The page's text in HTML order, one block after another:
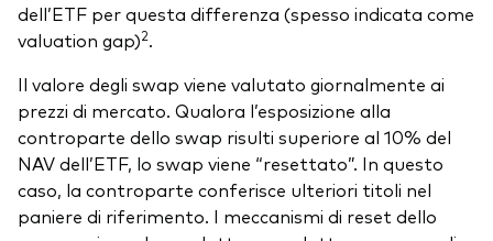
dell’ETF per questa differenza (spesso indicata come
valuation gap)2.
Il valore degli swap viene valutato giornalmente ai
prezzi di mercato. Qualora l’esposizione alla
controparte dello swap risulti superiore al 10% del
NAV dell’ETF, lo swap viene “resettato”. In questo
caso, la controparte conferisce ulteriori titoli nel
paniere di riferimento. I meccanismi di reset dello